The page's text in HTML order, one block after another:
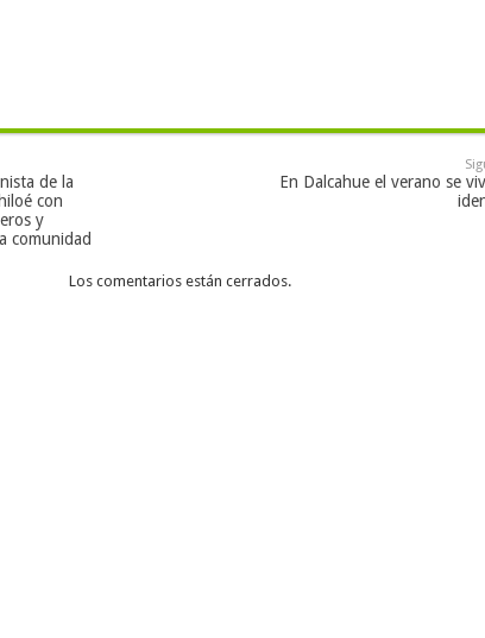
de la
con
y
comunidad
En Dalcahue el verano se
Los comentarios están cerrados.